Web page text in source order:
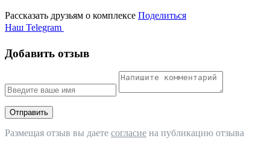
Рассказать друзьям о комплексе Поделиться
Наш Telegram
Добавить отзыв
Отправить
Размещая отзыв вы даете согласие на публикацию отзыва